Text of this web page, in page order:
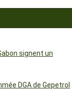
signent un
DGA de Gepetrol